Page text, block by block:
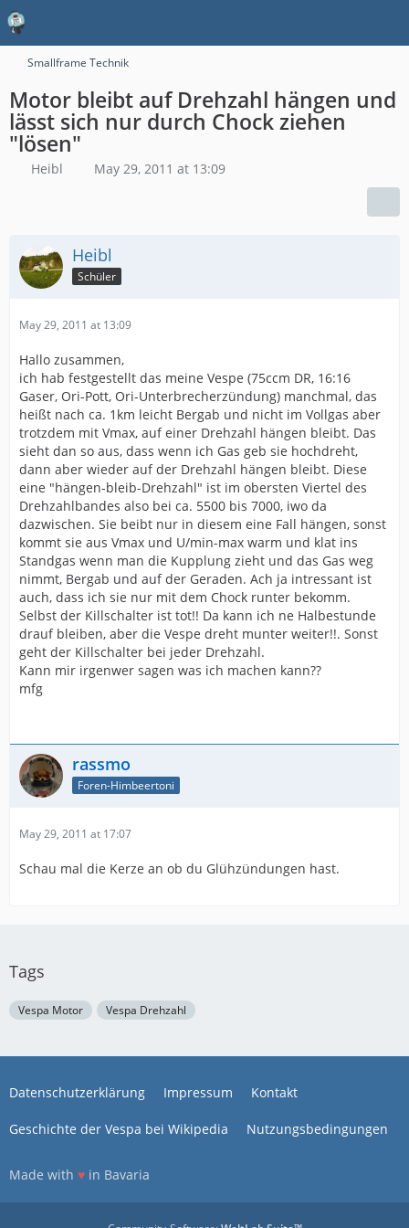
Smallframe Technik
Motor bleibt auf Drehzahl hängen und
lässt sich nur durch Chock ziehen
"lösen"
Heibl May 29, 2011 at 13:09
Heibl
Schüler
May 29, 2011 at 13:09
Hallo zusammen,
ich hab festgestellt das meine Vespe (75ccm DR, 16:16
Gaser, Ori-Pott, Ori-Unterbrecherzündung) manchmal, das
heißt nach ca. 1km leicht Bergab und nicht im Vollgas aber
trotzdem mit Vmax, auf einer Drehzahl hängen bleibt. Das
sieht dan so aus, dass wenn ich Gas geb sie hochdreht,
dann aber wieder auf der Drehzahl hängen bleibt. Diese
eine "hängen-bleib-Drehzahl" ist im obersten Viertel des
Drehzahlbandes also bei ca. 5500 bis 7000, iwo da
dazwischen. Sie beibt nur in diesem eine Fall hängen, sonst
kommt sie aus Vmax und U/min-max warm und klat ins
Standgas wenn man die Kupplung zieht und das Gas weg
nimmt, Bergab und auf der Geraden. Ach ja intressant ist
auch, dass ich sie nur mit dem Chock runter bekomm.
Selbst der Killschalter ist tot!! Da kann ich ne Halbestunde
drauf bleiben, aber die Vespe dreht munter weiter!!. Sonst
geht der Killschalter bei jeder Drehzahl.
Kann mir irgenwer sagen was ich machen kann??
mfg
rassmo
Foren-Himbeertoni
May 29, 2011 at 17:07
Schau mal die Kerze an ob du Glühzündungen hast.
Tags
Vespa Motor Vespa Drehzahl
Datenschutzerklärung Impressum Kontakt
Geschichte der Vespa bei Wikipedia Nutzungsbedingungen
Made with ♥ in Bavaria